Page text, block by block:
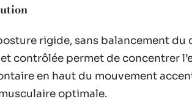
rigide, sans balancement
contrôlée permet de concentrer
en haut du mouvement
optimale.